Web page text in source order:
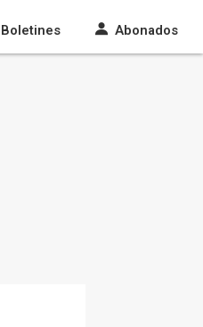
Boletines Abonados